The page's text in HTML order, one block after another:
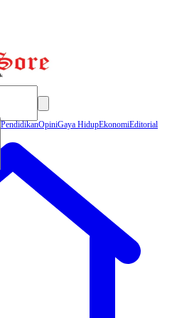
PendidikanOpiniGaya HidupEkonomiEditorial